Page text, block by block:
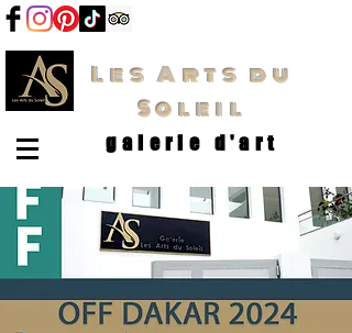
Les Arts du
Soleil
galerie d'art